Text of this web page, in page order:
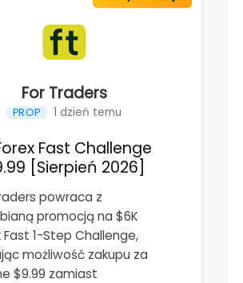
For Traders
PROP 1 dzień temu
Fast Challenge
[Sierpień 2026]
powraca z
promocją na $6K
Fast 1-Step Challenge,
możliwość zakupu za
$9.99 zamiast